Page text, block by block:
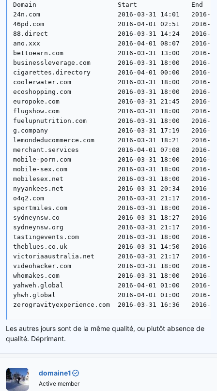
Domain                     Start              End
24n.com                    2016-03-31 14:01
46pd.com                   2016-04-01 02:51
88.direct                  2016-03-31 14:24
ano.xxx                    2016-04-01 08:07
bettoearn.com              2016-03-31 13:00
businessleverage.com       2016-03-31 18:00
cigarettes.directory       2016-04-01 00:00
coolerwater.com            2016-03-31 18:00
ecoshopping.com            2016-03-31 18:00
europoke.com               2016-03-31 21:45
flugshow.com               2016-03-31 18:00
fuelupnutrition.com        2016-03-31 18:00
g.company                  2016-03-31 17:19
lemondeducommerce.com      2016-03-31 18:21
merchant.services          2016-04-01 07:08
mobile-porn.com            2016-03-31 18:00
mobile-sex.com             2016-03-31 18:00
mobilesex.net              2016-03-31 18:00
nyyankees.net              2016-03-31 20:34
o4q2.com                   2016-03-31 21:17
sportmiles.com             2016-03-31 18:00
sydneynsw.co               2016-03-31 18:27
sydneynsw.org              2016-03-31 21:17
tastingevents.com          2016-03-31 18:00
theblues.co.uk             2016-03-31 14:50
victoriaaustralia.net      2016-03-31 21:17
videohacker.com            2016-03-31 18:00
whomakes.com               2016-03-31 18:00
yahweh.global              2016-04-01 01:00
yhwh.global                2016-04-01 01:00
zerogravityexperience.com  2016-03-31 16:36
Les autres jours sont de la même qualité, ou plutôt absence de
qualité. Déprimant.
domaine1
Active member